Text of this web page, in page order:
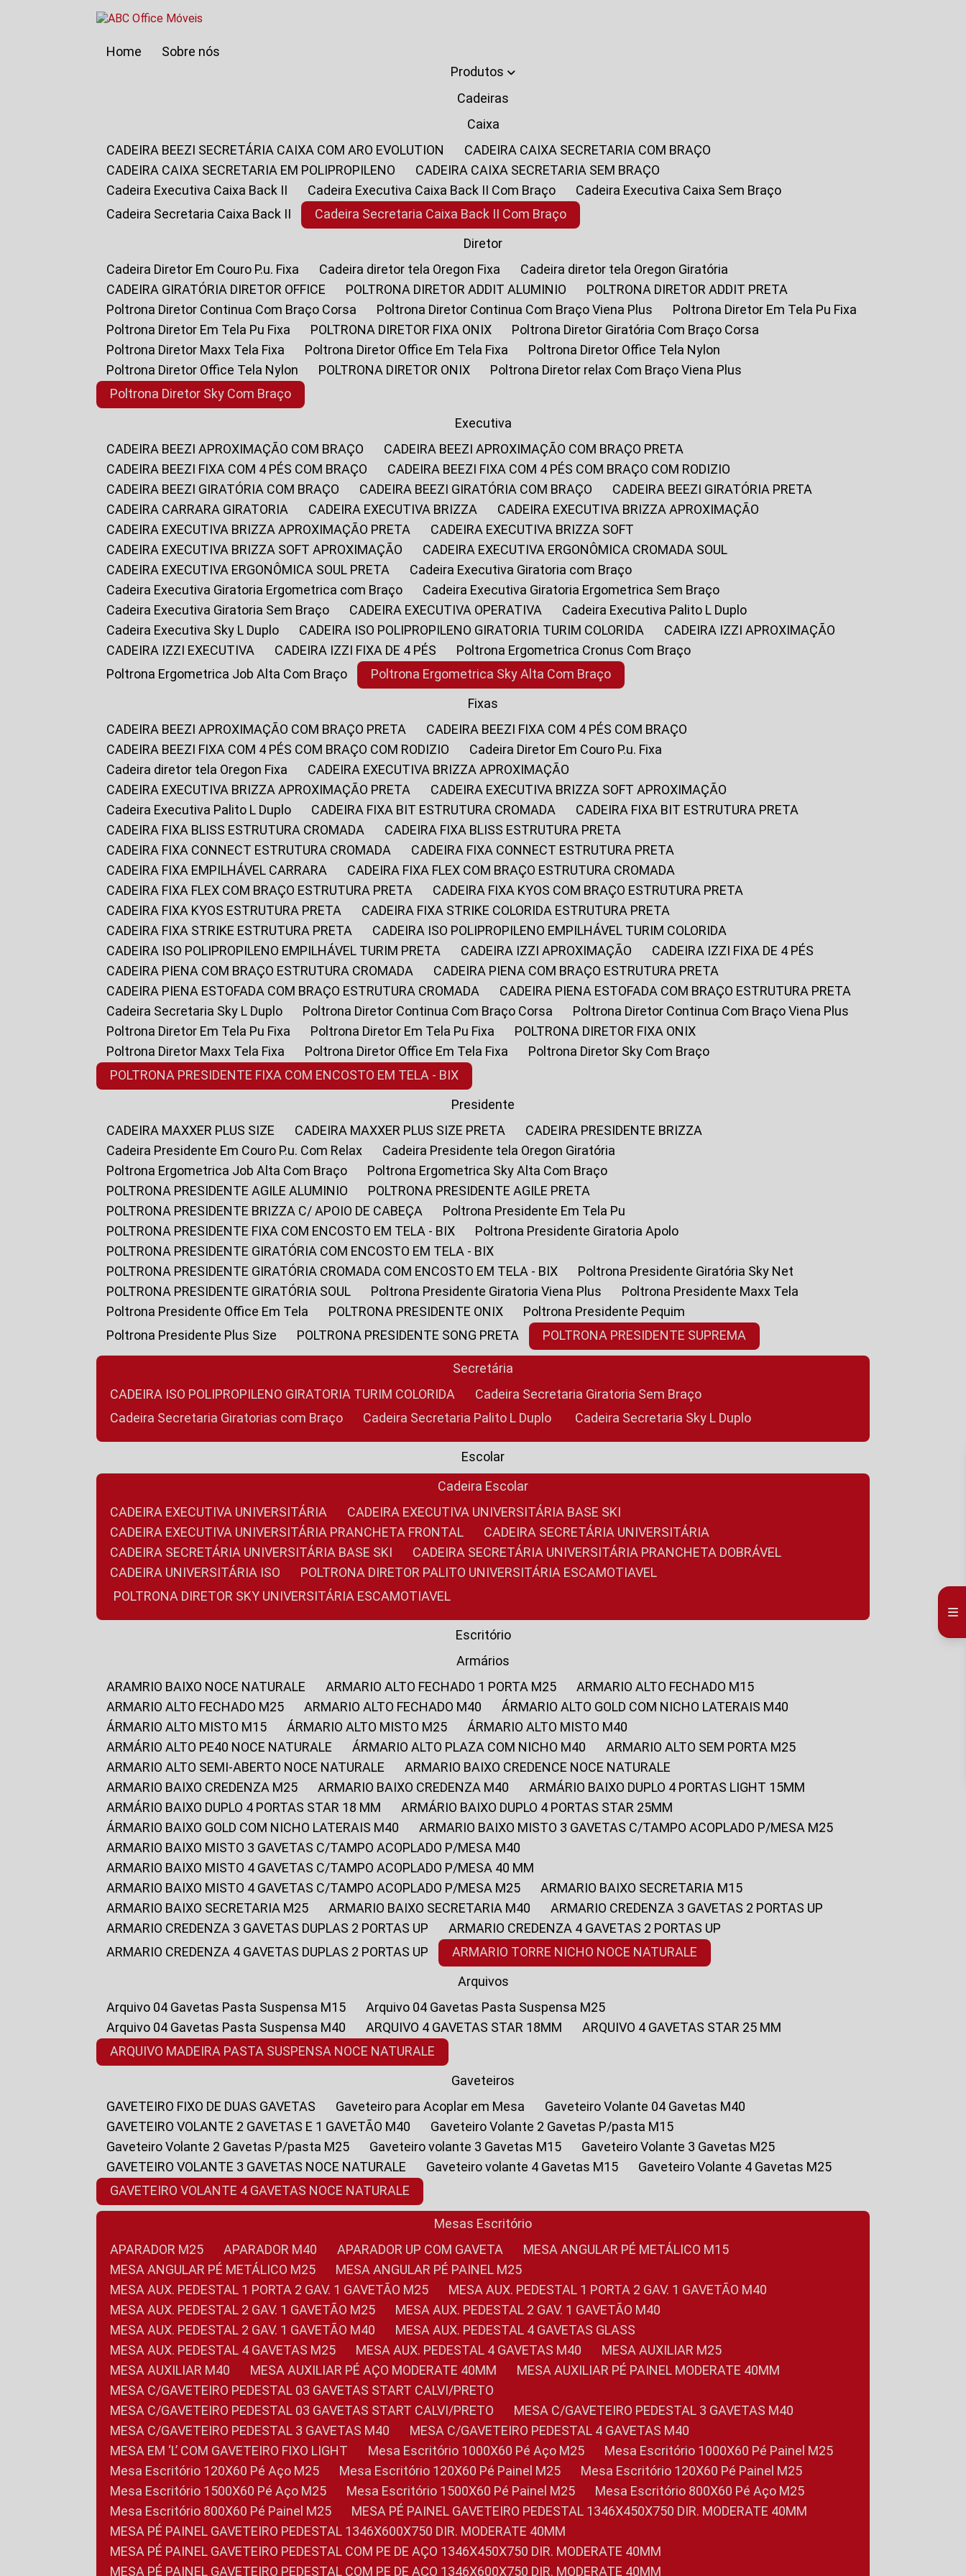
Home
Sobre nós
Produtos
Cadeiras
Caixa
CADEIRA BEEZI SECRETÁRIA CAIXA COM ARO EVOLUTION
CADEIRA CAIXA SECRETARIA COM BRAÇO
CADEIRA CAIXA SECRETARIA EM POLIPROPILENO
CADEIRA CAIXA SECRETARIA SEM BRAÇO
Cadeira Executiva Caixa Back II
Cadeira Executiva Caixa Back II Com Braço
Cadeira Executiva Caixa Sem Braço
Cadeira Secretaria Caixa Back II
Cadeira Secretaria Caixa Back II Com Braço
Diretor
Cadeira Diretor Em Couro P.u. Fixa
Cadeira diretor tela Oregon Fixa
Cadeira diretor tela Oregon Giratória
CADEIRA GIRATÓRIA DIRETOR OFFICE
POLTRONA DIRETOR ADDIT ALUMINIO
POLTRONA DIRETOR ADDIT PRETA
Poltrona Diretor Continua Com Braço Corsa
Poltrona Diretor Continua Com Braço Viena Plus
Poltrona Diretor Em Tela Pu Fixa
Poltrona Diretor Em Tela Pu Fixa
POLTRONA DIRETOR FIXA ONIX
Poltrona Diretor Giratória Com Braço Corsa
Poltrona Diretor Maxx Tela Fixa
Poltrona Diretor Office Em Tela Fixa
Poltrona Diretor Office Tela Nylon
Poltrona Diretor Office Tela Nylon
POLTRONA DIRETOR ONIX
Poltrona Diretor relax Com Braço Viena Plus
Poltrona Diretor Sky Com Braço
Executiva
CADEIRA BEEZI APROXIMAÇÃO COM BRAÇO
CADEIRA BEEZI APROXIMAÇÃO COM BRAÇO PRETA
CADEIRA BEEZI FIXA COM 4 PÉS COM BRAÇO
CADEIRA BEEZI FIXA COM 4 PÉS COM BRAÇO COM RODIZIO
CADEIRA BEEZI GIRATÓRIA COM BRAÇO
CADEIRA BEEZI GIRATÓRIA COM BRAÇO
CADEIRA BEEZI GIRATÓRIA PRETA
CADEIRA CARRARA GIRATORIA
CADEIRA EXECUTIVA BRIZZA
CADEIRA EXECUTIVA BRIZZA APROXIMAÇÃO
CADEIRA EXECUTIVA BRIZZA APROXIMAÇÃO PRETA
CADEIRA EXECUTIVA BRIZZA SOFT
CADEIRA EXECUTIVA BRIZZA SOFT APROXIMAÇÃO
CADEIRA EXECUTIVA ERGONÔMICA CROMADA SOUL
CADEIRA EXECUTIVA ERGONÔMICA SOUL PRETA
Cadeira Executiva Giratoria com Braço
Cadeira Executiva Giratoria Ergometrica com Braço
Cadeira Executiva Giratoria Ergometrica Sem Braço
Cadeira Executiva Giratoria Sem Braço
CADEIRA EXECUTIVA OPERATIVA
Cadeira Executiva Palito L Duplo
Cadeira Executiva Sky L Duplo
CADEIRA ISO POLIPROPILENO GIRATORIA TURIM COLORIDA
CADEIRA IZZI APROXIMAÇÃO
CADEIRA IZZI EXECUTIVA
CADEIRA IZZI FIXA DE 4 PÉS
Poltrona Ergometrica Cronus Com Braço
Poltrona Ergometrica Job Alta Com Braço
Poltrona Ergometrica Sky Alta Com Braço
Fixas
CADEIRA BEEZI APROXIMAÇÃO COM BRAÇO PRETA
CADEIRA BEEZI FIXA COM 4 PÉS COM BRAÇO
CADEIRA BEEZI FIXA COM 4 PÉS COM BRAÇO COM RODIZIO
Cadeira Diretor Em Couro P.u. Fixa
Cadeira diretor tela Oregon Fixa
CADEIRA EXECUTIVA BRIZZA APROXIMAÇÃO
CADEIRA EXECUTIVA BRIZZA APROXIMAÇÃO PRETA
CADEIRA EXECUTIVA BRIZZA SOFT APROXIMAÇÃO
Cadeira Executiva Palito L Duplo
CADEIRA FIXA BIT ESTRUTURA CROMADA
CADEIRA FIXA BIT ESTRUTURA PRETA
CADEIRA FIXA BLISS ESTRUTURA CROMADA
CADEIRA FIXA BLISS ESTRUTURA PRETA
CADEIRA FIXA CONNECT ESTRUTURA CROMADA
CADEIRA FIXA CONNECT ESTRUTURA PRETA
CADEIRA FIXA EMPILHÁVEL CARRARA
CADEIRA FIXA FLEX COM BRAÇO ESTRUTURA CROMADA
CADEIRA FIXA FLEX COM BRAÇO ESTRUTURA PRETA
CADEIRA FIXA KYOS COM BRAÇO ESTRUTURA PRETA
CADEIRA FIXA KYOS ESTRUTURA PRETA
CADEIRA FIXA STRIKE COLORIDA ESTRUTURA PRETA
CADEIRA FIXA STRIKE ESTRUTURA PRETA
CADEIRA ISO POLIPROPILENO EMPILHÁVEL TURIM COLORIDA
CADEIRA ISO POLIPROPILENO EMPILHÁVEL TURIM PRETA
CADEIRA IZZI APROXIMAÇÃO
CADEIRA IZZI FIXA DE 4 PÉS
CADEIRA PIENA COM BRAÇO ESTRUTURA CROMADA
CADEIRA PIENA COM BRAÇO ESTRUTURA PRETA
CADEIRA PIENA ESTOFADA COM BRAÇO ESTRUTURA CROMADA
CADEIRA PIENA ESTOFADA COM BRAÇO ESTRUTURA PRETA
Cadeira Secretaria Sky L Duplo
Poltrona Diretor Continua Com Braço Corsa
Poltrona Diretor Continua Com Braço Viena Plus
Poltrona Diretor Em Tela Pu Fixa
Poltrona Diretor Em Tela Pu Fixa
POLTRONA DIRETOR FIXA ONIX
Poltrona Diretor Maxx Tela Fixa
Poltrona Diretor Office Em Tela Fixa
Poltrona Diretor Sky Com Braço
POLTRONA PRESIDENTE FIXA COM ENCOSTO EM TELA - BIX
Presidente
CADEIRA MAXXER PLUS SIZE
CADEIRA MAXXER PLUS SIZE PRETA
CADEIRA PRESIDENTE BRIZZA
Cadeira Presidente Em Couro P.u. Com Relax
Cadeira Presidente tela Oregon Giratória
Poltrona Ergometrica Job Alta Com Braço
Poltrona Ergometrica Sky Alta Com Braço
POLTRONA PRESIDENTE AGILE ALUMINIO
POLTRONA PRESIDENTE AGILE PRETA
POLTRONA PRESIDENTE BRIZZA C/ APOIO DE CABEÇA
Poltrona Presidente Em Tela Pu
POLTRONA PRESIDENTE FIXA COM ENCOSTO EM TELA - BIX
Poltrona Presidente Giratoria Apolo
POLTRONA PRESIDENTE GIRATÓRIA COM ENCOSTO EM TELA - BIX
POLTRONA PRESIDENTE GIRATÓRIA CROMADA COM ENCOSTO EM TELA - BIX
Poltrona Presidente Giratória Sky Net
POLTRONA PRESIDENTE GIRATÓRIA SOUL
Poltrona Presidente Giratoria Viena Plus
Poltrona Presidente Maxx Tela
Poltrona Presidente Office Em Tela
POLTRONA PRESIDENTE ONIX
Poltrona Presidente Pequim
Poltrona Presidente Plus Size
POLTRONA PRESIDENTE SONG PRETA POLTRONA PRESIDENTE SUPREMA
Secretária
CADEIRA ISO POLIPROPILENO GIRATORIA TURIM COLORIDA
Cadeira Secretaria Giratoria Sem Braço
Cadeira Secretaria Giratorias com Braço
Cadeira Secretaria Palito L Duplo Cadeira Secretaria Sky L Duplo
Escolar
Cadeira Escolar
CADEIRA EXECUTIVA UNIVERSITÁRIA
CADEIRA EXECUTIVA UNIVERSITÁRIA BASE SKI
CADEIRA EXECUTIVA UNIVERSITÁRIA PRANCHETA FRONTAL
CADEIRA SECRETÁRIA UNIVERSITÁRIA
CADEIRA SECRETÁRIA UNIVERSITÁRIA BASE SKI
CADEIRA SECRETÁRIA UNIVERSITÁRIA PRANCHETA DOBRÁVEL
CADEIRA UNIVERSITÁRIA ISO
POLTRONA DIRETOR PALITO UNIVERSITÁRIA ESCAMOTIAVEL
POLTRONA DIRETOR SKY UNIVERSITÁRIA ESCAMOTIAVEL
Escritório
Armários
ARAMRIO BAIXO NOCE NATURALE
ARMARIO ALTO FECHADO 1 PORTA M25
ARMARIO ALTO FECHADO M15
ARMARIO ALTO FECHADO M25
ARMARIO ALTO FECHADO M40
ÁRMARIO ALTO GOLD COM NICHO LATERAIS M40
ÁRMARIO ALTO MISTO M15
ÁRMARIO ALTO MISTO M25
ÁRMARIO ALTO MISTO M40
ARMÁRIO ALTO PE40 NOCE NATURALE
ÁRMARIO ALTO PLAZA COM NICHO M40
ARMARIO ALTO SEM PORTA M25
ARMARIO ALTO SEMI-ABERTO NOCE NATURALE
ARMARIO BAIXO CREDENCE NOCE NATURALE
ARMARIO BAIXO CREDENZA M25
ARMARIO BAIXO CREDENZA M40
ARMÁRIO BAIXO DUPLO 4 PORTAS LIGHT 15MM
ARMÁRIO BAIXO DUPLO 4 PORTAS STAR 18 MM
ARMÁRIO BAIXO DUPLO 4 PORTAS STAR 25MM
ÁRMARIO BAIXO GOLD COM NICHO LATERAIS M40
ARMARIO BAIXO MISTO 3 GAVETAS C/TAMPO ACOPLADO P/MESA M25
ARMARIO BAIXO MISTO 3 GAVETAS C/TAMPO ACOPLADO P/MESA M40
ARMARIO BAIXO MISTO 4 GAVETAS C/TAMPO ACOPLADO P/MESA 40 MM
ARMARIO BAIXO MISTO 4 GAVETAS C/TAMPO ACOPLADO P/MESA M25
ARMARIO BAIXO SECRETARIA M15
ARMARIO BAIXO SECRETARIA M25
ARMARIO BAIXO SECRETARIA M40
ARMARIO CREDENZA 3 GAVETAS 2 PORTAS UP
ARMARIO CREDENZA 3 GAVETAS DUPLAS 2 PORTAS UP
ARMARIO CREDENZA 4 GAVETAS 2 PORTAS UP
ARMARIO CREDENZA 4 GAVETAS DUPLAS 2 PORTAS UP
ARMARIO TORRE NICHO NOCE NATURALE
Arquivos
Arquivo 04 Gavetas Pasta Suspensa M15
Arquivo 04 Gavetas Pasta Suspensa M25
Arquivo 04 Gavetas Pasta Suspensa M40
ARQUIVO 4 GAVETAS STAR 18MM
ARQUIVO 4 GAVETAS STAR 25 MM
ARQUIVO MADEIRA PASTA SUSPENSA NOCE NATURALE
Gaveteiros
GAVETEIRO FIXO DE DUAS GAVETAS
Gaveteiro para Acoplar em Mesa
Gaveteiro Volante 04 Gavetas M40
GAVETEIRO VOLANTE 2 GAVETAS E 1 GAVETÃO M40
Gaveteiro Volante 2 Gavetas P/pasta M15
Gaveteiro Volante 2 Gavetas P/pasta M25
Gaveteiro volante 3 Gavetas M15
Gaveteiro Volante 3 Gavetas M25
GAVETEIRO VOLANTE 3 GAVETAS NOCE NATURALE
Gaveteiro volante 4 Gavetas M15
Gaveteiro Volante 4 Gavetas M25
GAVETEIRO VOLANTE 4 GAVETAS NOCE NATURALE
Mesas Escritório
APARADOR M25
APARADOR M40 APARADOR UP COM GAVETA
MESA ANGULAR PÉ METÁLICO M15
MESA ANGULAR PÉ METÁLICO M25
MESA ANGULAR PÉ PAINEL M25
MESA AUX. PEDESTAL 1 PORTA 2 GAV. 1 GAVETÃO M25
MESA AUX. PEDESTAL 1 PORTA 2 GAV. 1 GAVETÃO M40
MESA AUX. PEDESTAL 2 GAV. 1 GAVETÃO M25
MESA AUX. PEDESTAL 2 GAV. 1 GAVETÃO M40
MESA AUX. PEDESTAL 2 GAV. 1 GAVETÃO M40
MESA AUX. PEDESTAL 4 GAVETAS GLASS
MESA AUX. PEDESTAL 4 GAVETAS M25
MESA AUX. PEDESTAL 4 GAVETAS M40
MESA AUXILIAR M25
MESA AUXILIAR M40
MESA AUXILIAR PÉ AÇO MODERATE 40MM
MESA AUXILIAR PÉ PAINEL MODERATE 40MM
MESA C/GAVETEIRO PEDESTAL 03 GAVETAS START CALVI/PRETO
MESA C/GAVETEIRO PEDESTAL 03 GAVETAS START CALVI/PRETO
MESA C/GAVETEIRO PEDESTAL 3 GAVETAS M40
MESA C/GAVETEIRO PEDESTAL 3 GAVETAS M40
MESA C/GAVETEIRO PEDESTAL 4 GAVETAS M40
MESA EM ‘L’ COM GAVETEIRO FIXO LIGHT
Mesa Escritório 1000X60 Pé Aço M25
Mesa Escritório 1000X60 Pé Painel M25
Mesa Escritório 120X60 Pé Aço M25
Mesa Escritório 120X60 Pé Painel M25
Mesa Escritório 120X60 Pé Painel M25
Mesa Escritório 1500X60 Pé Aço M25
Mesa Escritório 1500X60 Pé Painel M25
Mesa Escritório 800X60 Pé Aço M25
Mesa Escritório 800X60 Pé Painel M25
MESA PÉ PAINEL GAVETEIRO PEDESTAL 1346X450X750 DIR. MODERATE 40MM
MESA PÉ PAINEL GAVETEIRO PEDESTAL 1346X600X750 DIR. MODERATE 40MM
MESA PÉ PAINEL GAVETEIRO PEDESTAL COM PE DE AÇO 1346X450X750 DIR. MODERATE 40MM
MESA PÉ PAINEL GAVETEIRO PEDESTAL COM PE DE AÇO 1346X600X750 DIR. MODERATE 40MM